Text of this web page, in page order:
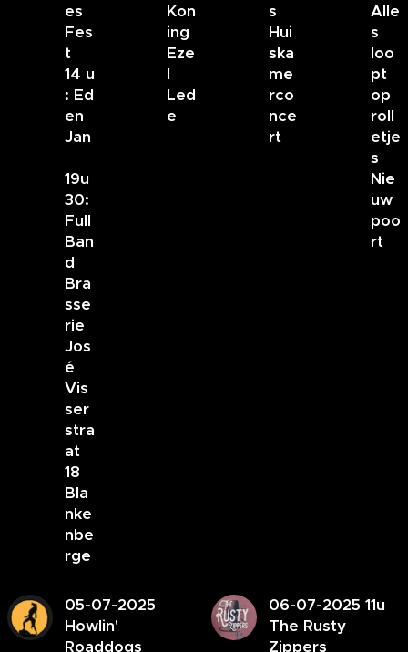
es
Fes
t
14 u
: Ed
en
Jan
19u
30:
Full
Ban
d
Bra
sse
rie
Jos
é
Vis
ser
stra
at
18
Bla
nke
nbe
rge
Kon
ing
Eze
l
Led
e
s
Hui
ska
me
rco
nce
rt
Alle
s
loo
pt
op
roll
etje
s
Nie
uw
poo
rt
05-07-2025
Howlin'
Roaddogs
06-07-2025 11u
The Rusty
Zippers